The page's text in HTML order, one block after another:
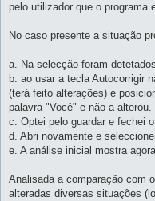
pelo utilizador que o programa
No caso presente a situação
a. Na selecção foram
b. ao usar a tecla Autocorrigir
(terá feito alterações) e
palavra "Você" e não a alterou.
c. Optei pelo guardar e fechei
d. Abri novamente e
e. A análise inicial mostra
Analisada a comparação com
alteradas diversas situações